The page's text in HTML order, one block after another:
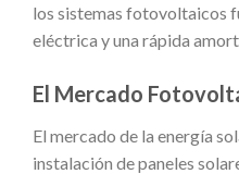
los sistemas fotovoltaicos
eléctrica y una rápida
El Mercado
El mercado de la energía
instalación de paneles